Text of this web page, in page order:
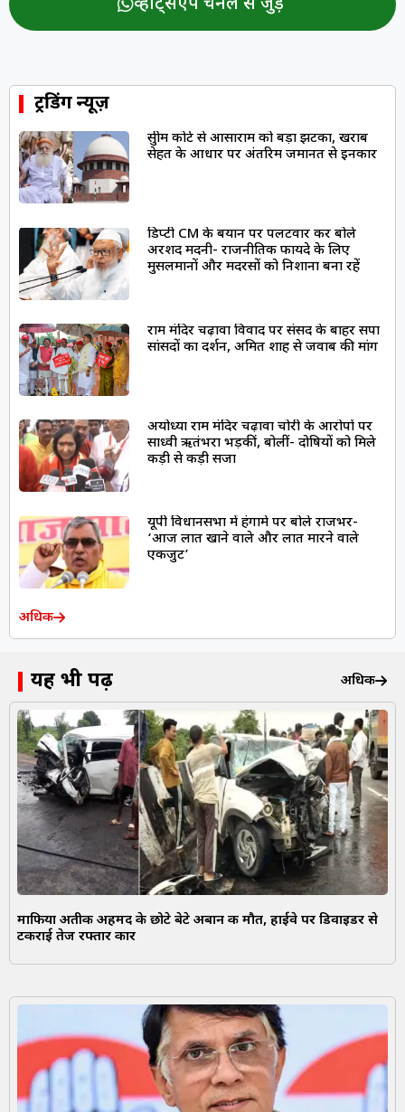
ट्रेंडिंग न्यूज़
सुप्रीम कोर्ट से आसाराम को बड़ा झटका, खराब
सेहत के आधार पर अंतरिम जमानत से इनकार
डिप्टी CM के बयान पर पलटवार कर बोले
अरशद मदनी- राजनीतिक फायदे के लिए
मुसलमानों और मदरसों को निशाना बना रहें
राम मंदिर चढ़ावा विवाद पर संसद के बाहर सपा
सांसदों का प्रदर्शन, अमित शाह से जवाब की मांग
अयोध्या राम मंदिर चढ़ावा चोरी के आरोपों पर
साध्वी ऋतंभरा भड़कीं, बोलीं- दोषियों को मिले
कड़ी से कड़ी सजा
यूपी विधानसभा में हंगामे पर बोले राजभर-
‘आज लात खाने वाले और लात मारने वाले
एकजुट’
अधिक
यह भी पढ़ें अधिक
माफिया अतीक अहमद के छोटे बेटे अबान की मौत, हाईवे पर डिवाइडर से
टकराई तेज रफ्तार कार